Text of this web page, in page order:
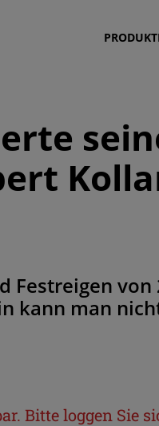
Festreigen
kann man
Bitte loggen Sie